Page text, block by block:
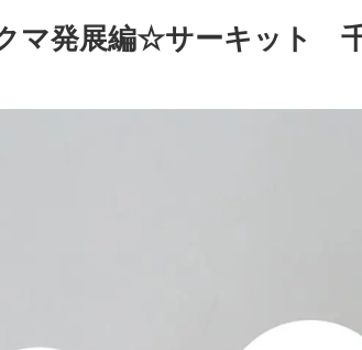
マ発展編☆サーキット